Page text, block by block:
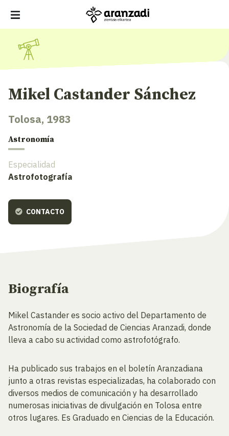
Mikel Castander Sánchez
Tolosa, 1983
Astronomía
Especialidad
Astrofotografía
CONTACTO
Biografía
Mikel Castander es socio activo del Departamento de
Astronomía de la Sociedad de Ciencias Aranzadi, donde
lleva a cabo su actividad como astrofotógrafo.
Ha publicado sus trabajos en el boletín Aranzadiana
junto a otras revistas especializadas, ha colaborado con
diversos medios de comunicación y ha desarrollado
numerosas iniciativas de divulgación en Tolosa entre
otros lugares. Es Graduado en Ciencias de la Educación.